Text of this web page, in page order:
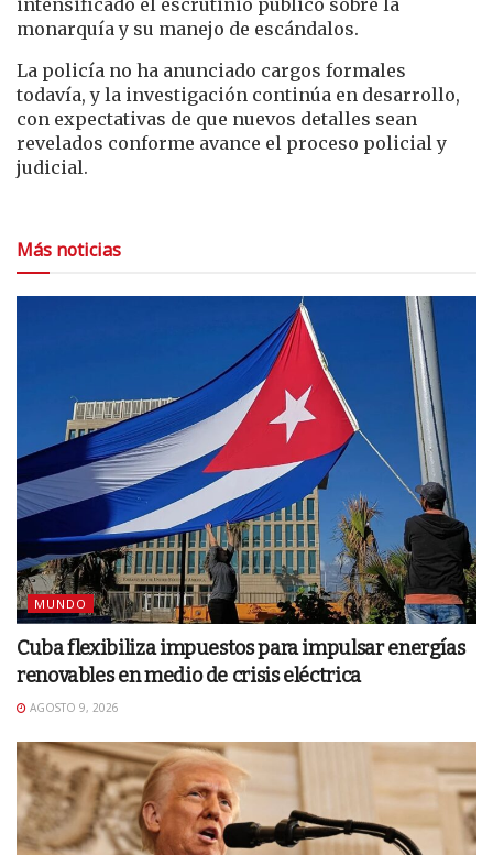
monarquía y su manejo de escándalos.
La policía no ha anunciado cargos formales
todavía, y la investigación continúa en desarrollo,
con expectativas de que nuevos detalles sean
revelados conforme avance el proceso policial y
judicial.
Más noticias
MUNDO
Cuba flexibiliza impuestos para impulsar energías
renovables en medio de crisis eléctrica
AGOSTO 9, 2026